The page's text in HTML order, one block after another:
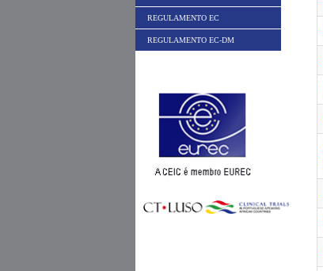
REGULAMENTO EC
REGULAMENTO EC-DM